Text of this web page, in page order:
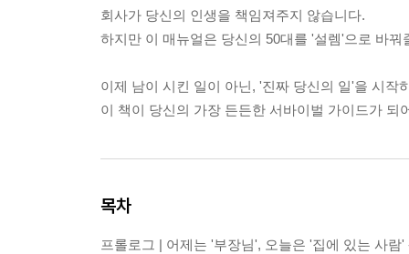
회사가 당신의 인생을 책임져주지 않습니다.
하지만 이 매뉴얼은 당신의 50대를 '설렘'으로 바꿔
이제 남이 시킨 일이 아닌, '진짜 당신의 일'을 시작
이 책이 당신의 가장 든든한 서바이벌 가이드가 되
목차
프롤로그 | 어제는 '부장님', 오늘은 '집에 있는 사람'